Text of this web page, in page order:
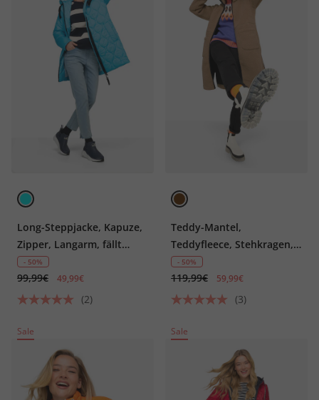
Long-Steppjacke, Kapuze,
Zipper, Langarm, fällt
kleiner aus
- 50%
99,99€ 49,99€
(2)
Teddy-Mantel,
Teddyfleece, Stehkragen,
2-Wege-Zipper
- 50%
119,99€ 59,99€
(3)
Sale Sale